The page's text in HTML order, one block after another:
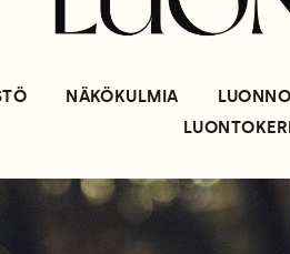
NÄKÖKULMIA